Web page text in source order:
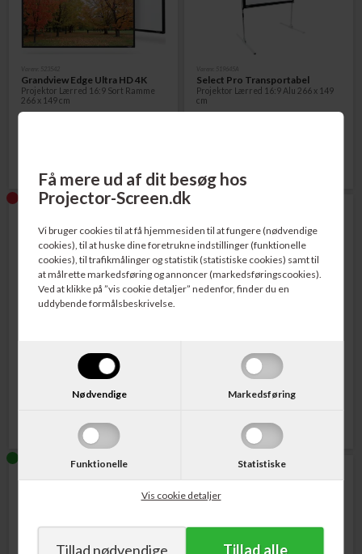
Få mere ud af dit besøg hos
Projector-Screen.dk
Vi bruger cookies til at få hjemmesiden til at fungere (nødvendige
cookies), til at huske dine foretrukne indstillinger (funktionelle
cookies), til trafikmålinger og statistik (statistiske cookies) samt til
at målrette markedsføring og annoncer (markedsføringscookies).
Ved at klikke på ”vis cookie detaljer” nedenfor, finder du en
uddybende formålsbeskrivelse.
Nødvendige Markedsføring
Funktionelle Statistiske
Vis cookie detaljer
Grandview Edge Ultra HD 4K
Projektor Lærred 16:9 Sort Ramme
266 x 149 cm
Select Pro Transportabel
Projektor Lærred 16:9 Alu 266 x 149
cm
2.695,00 6.595,00